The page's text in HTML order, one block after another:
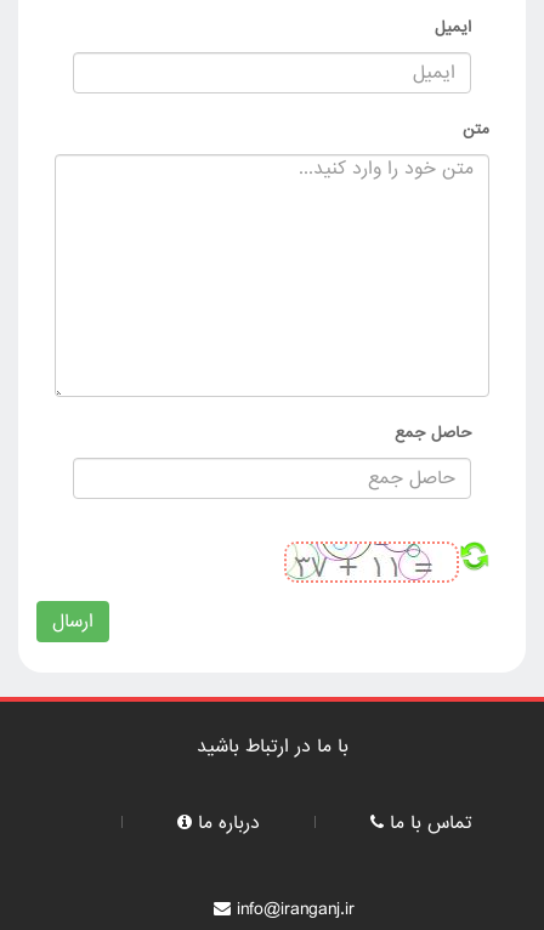
ایمیل
متن
حاصل جمع
ارسال
با ما در ارتباط باشید
تماس با ما درباره ما
info@iranganj.ir